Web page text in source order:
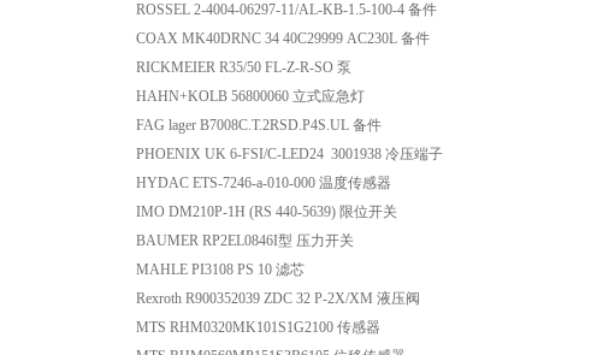
ROSSEL 2-4004-06297-11/AL-KB-1.5-100-4 备件
COAX MK40DRNC 34 40C29999 AC230L 备件
RICKMEIER R35/50 FL-Z-R-SO 泵
HAHN+KOLB 56800060 立式应急灯
FAG lager B7008C.T.2RSD.P4S.UL 备件
PHOENIX UK 6-FSI/C-LED24 3001938 冷压端子
HYDAC ETS-7246-a-010-000 温度传感器
IMO DM210P-1H (RS 440-5639) 限位开关
BAUMER RP2EL0846I型 压力开关
MAHLE PI3108 PS 10 滤芯
Rexroth R900352039 ZDC 32 P-2X/XM 液压阀
MTS RHM0320MK101S1G2100 传感器